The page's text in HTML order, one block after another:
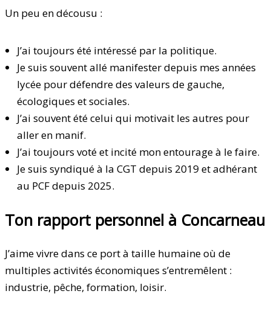
Un peu en décousu :
J’ai toujours été intéressé par la politique.
Je suis souvent allé manifester depuis mes années
lycée pour défendre des valeurs de gauche,
écologiques et sociales.
J’ai souvent été celui qui motivait les autres pour
aller en manif.
J’ai toujours voté et incité mon entourage à le faire.
Je suis syndiqué à la CGT depuis 2019 et adhérant
au PCF depuis 2025.
Ton rapport personnel à Concarneau
J’aime vivre dans ce port à taille humaine où de
multiples activités économiques s’entremêlent :
industrie, pêche, formation, loisir.